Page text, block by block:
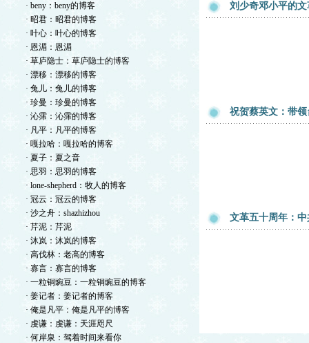
· beny：beny的博客
· 昭君：昭君的博客
· 叶心：叶心的博客
· 恩湄：恩湄
· 草庐隐士：草庐隐士的博客
· 漂移：漂移的博客
· 兔儿：兔儿的博客
· 珍曼：珍曼的博客
· 沁霈：沁霈的博客
· 凡平：凡平的博客
· 嘎拉哈：嘎拉哈的博客
· 夏子：夏之音
· 思羽：思羽的博客
· lone-shepherd：牧人的博客
· 冠云：冠云的博客
· 沙之舟：shazhizhou
· 芹泥：芹泥
· 沐岚：沐岚的博客
· 高伐林：老高的博客
· 寡言：寡言的博客
· 一粒铜豌豆：一粒铜豌豆的博客
· 姜记者：姜记者的博客
· 俺是凡平：俺是凡平的博客
· 虔谦：虔谦：天涯咫尺
· 何岸泉：驾着时间来看你
刘少奇邓小平的
祝贺蔡英文：带
文革五十周年：